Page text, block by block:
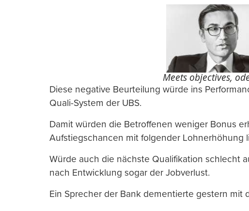
Meets objectives,
Diese negative Beurteilung würde ins
Quali-System der UBS.
Damit würden die Betroffenen weniger Bonus
Aufstiegschancen mit folgender Lohnerhöhung
Würde auch die nächste Qualifikation schlecht
nach Entwicklung sogar der Jobverlust.
Ein Sprecher der Bank dementierte gestern mit